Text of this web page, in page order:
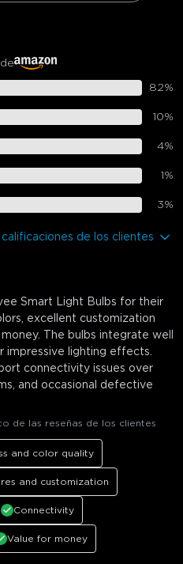
82%
10%
4%
1%
3%
de los clientes
Smart Light Bulbs for their
excellent customization
The bulbs integrate well
impressive lighting effects.
connectivity issues over
and occasional defective
de las reseñas de los clientes
and color quality
and customization
Connectivity
Value for money